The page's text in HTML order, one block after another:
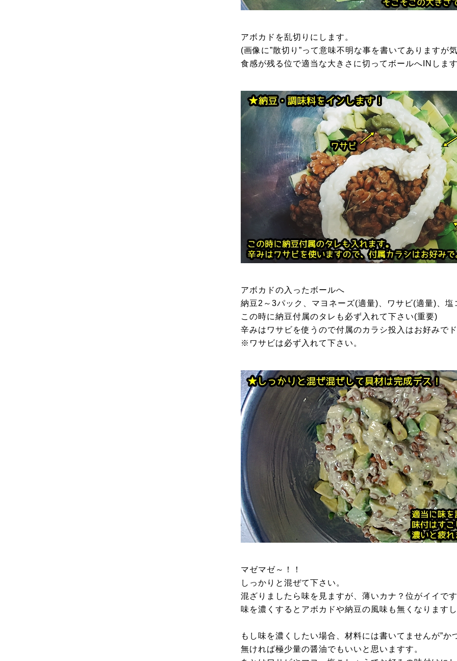
アボカドを乱切りにします。
(画像に”散切り”って意味不明な事を書いてありますが
食感が残る位で適当な大きさに切ってボールへINしま
アボカドの入ったボールへ
納豆2～3パック、マヨネーズ(適量)、ワサビ(適量)、
この時に納豆付属のタレも必ず入れて下さい(重要)
辛みはワサビを使うので付属のカラシ投入はお好みで
※ワサビは必ず入れて下さい。
マゼマゼ～！！
しっかりと混ぜて下さい。
混ざりましたら味を見ますが、薄いカナ？位がイイで
味を濃くするとアボカドや納豆の風味も無くなります
もし味を濃くしたい場合、材料には書いてませんが”か
無ければ極少量の醤油でもいいと思いますす。